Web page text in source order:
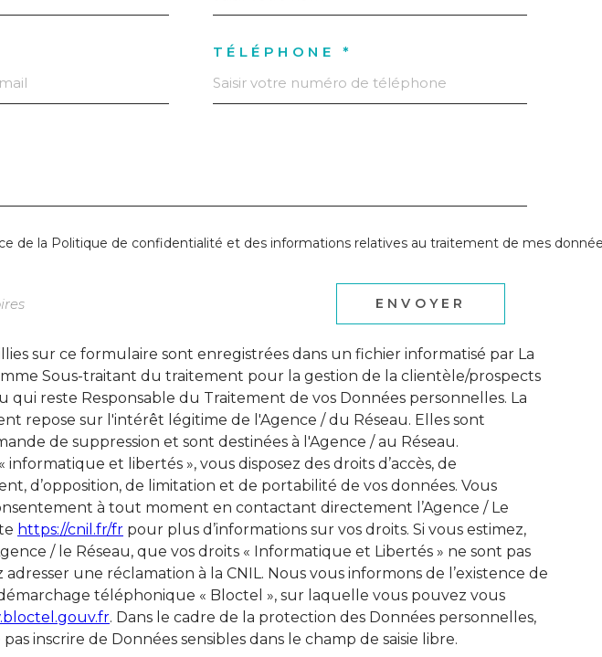
TÉLÉPHONE *
de la Politique de confidentialité et des informations relatives au traitement de mes
ENVOYER
sur ce formulaire sont enregistrées dans un fichier informatisé par La
Sous-traitant du traitement pour la gestion de la clientèle/prospects
qui reste Responsable du Traitement de vos Données personnelles. La
repose sur l'intérêt légitime de l'Agence / du Réseau. Elles sont
de suppression et sont destinées à l'Agence / au Réseau.
et libertés », vous disposez des droits d’accès, de
d’opposition, de limitation et de portabilité de vos données. Vous
à tout moment en contactant directement l’Agence / Le
https://cnil.fr/fr pour plus d’informations sur vos droits. Si vous estimez,
/ le Réseau, que vos droits « Informatique et Libertés » ne sont pas
une réclamation à la CNIL. Nous vous informons de l’existence de
téléphonique « Bloctel », sur laquelle vous pouvez vous
. Dans le cadre de la protection des Données personnelles,
inscrire de Données sensibles dans le champ de saisie libre.